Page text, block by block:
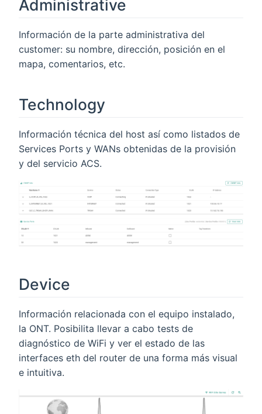
Administrative
Información de la parte administrativa del
customer: su nombre, dirección, posición en el
mapa, comentarios, etc.
Technology
Información técnica del host así como listados de
Services Ports y WANs obtenidas de la provisión
y del servicio ACS.
Device
Información relacionada con el equipo instalado,
la ONT. Posibilita llevar a cabo tests de
diagnóstico de WiFi y ver el estado de las
interfaces eth del router de una forma más visual
e intuitiva.